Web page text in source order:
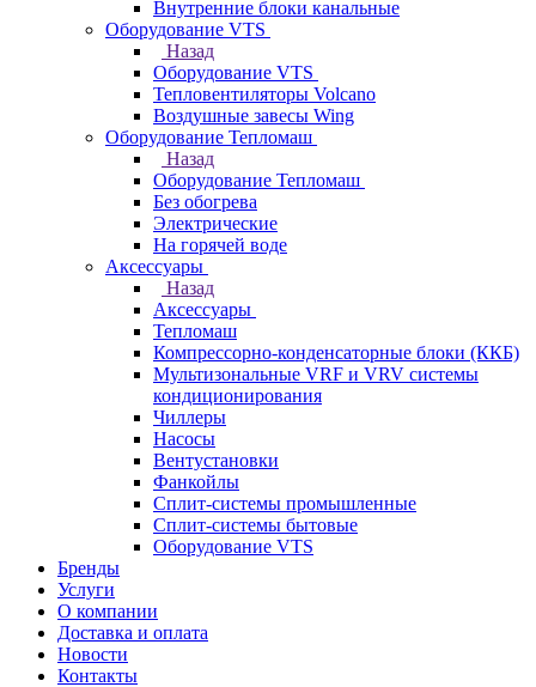
Внутренние блоки канальные
Оборудование VTS
Назад
Оборудование VTS
Тепловентиляторы Volcano
Воздушные завесы Wing
Оборудование Тепломаш
Назад
Оборудование Тепломаш
Без обогрева
Электрические
На горячей воде
Аксессуары
Назад
Аксессуары
Тепломаш
Компрессорно-конденсаторные блоки (ККБ)
Мультизональные VRF и VRV системы
кондиционирования
Чиллеры
Насосы
Вентустановки
Фанкойлы
Сплит-системы промышленные
Сплит-системы бытовые
Оборудование VTS
Бренды
Услуги
О компании
Доставка и оплата
Новости
Контакты